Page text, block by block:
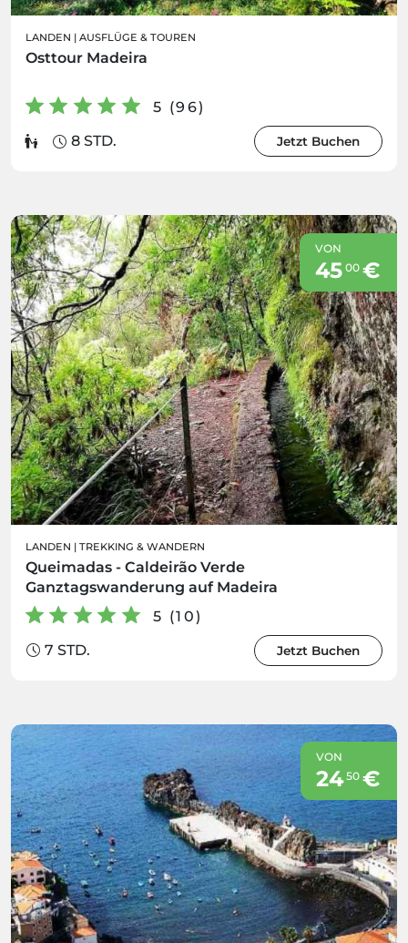
LANDEN | AUSFLÜGE & TOUREN
Osttour Madeira
5 (96)
8 STD.
Jetzt Buchen
VON
45 00€
LANDEN | TREKKING & WANDERN
Queimadas - Caldeirão Verde
Ganztagswanderung auf Madeira
5 (10)
7 STD.
Jetzt Buchen
VON
2450€